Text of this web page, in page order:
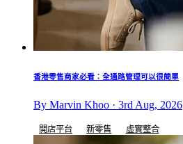
香港零售商家必看：全通路管理可以很簡單
By Marvin Khoo · 3rd Aug, 2026
開店平台 新零售 虛實整合